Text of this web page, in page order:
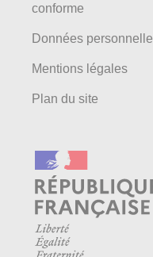
conforme
Données
Mentions légales
Plan du site